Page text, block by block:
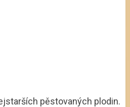
pěstovaných plodin.